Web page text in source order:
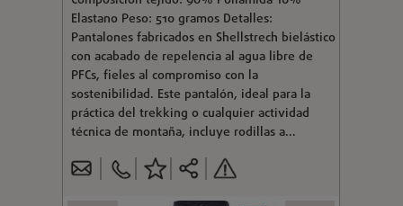
Elastano Peso: 510 gramos Detalles:
Pantalones fabricados en Shellstrech bielástico
con acabado de repelencia al agua libre de
PFCs, fieles al compromiso con la
sostenibilidad. Este pantalón, ideal para la
práctica del trekking o cualquier actividad
técnica de montaña, incluye rodillas a...